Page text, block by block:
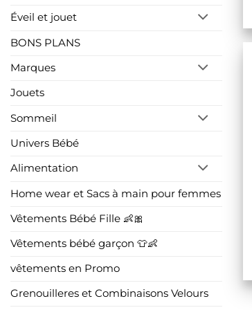
Éveil et jouet
BONS PLANS
Marques
Jouets
Sommeil
Univers Bébé
Alimentation
Home wear et Sacs à main pour femmes
Vêtements Bébé Fille 👶🎀
Vêtements bébé garçon 👕👶
vêtements en Promo
Grenouilleres et Combinaisons Velours